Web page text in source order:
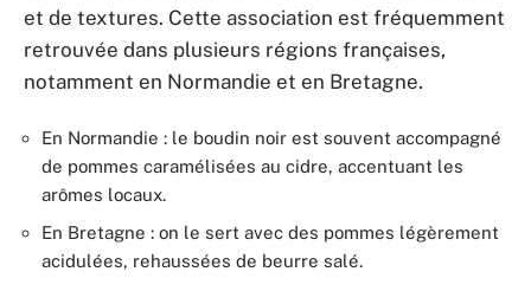
et de textures. Cette association est fréquemment
retrouvée dans plusieurs régions françaises,
notamment en Normandie et en Bretagne.
En Normandie : le boudin noir est souvent accompagné
de pommes caramélisées au cidre, accentuant les
arômes locaux.
En Bretagne : on le sert avec des pommes légèrement
acidulées, rehaussées de beurre salé.